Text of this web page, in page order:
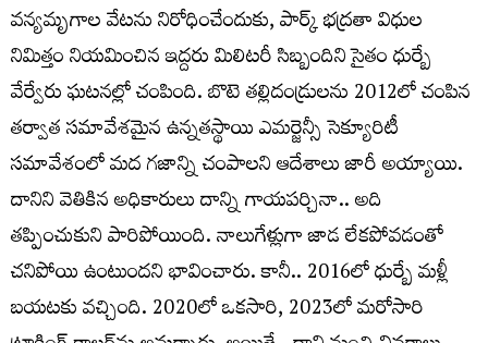
వన్యమృగాల వేటను నిరోధించేందుకు, పార్క్‌ భద్రతా విధుల
నిమిత్తం నియమించిన ఇద్దరు మిలిటరీ సిబ్బందిని సైతం ధుర్బే
వేర్వేరు ఘటనల్లో చంపింది. బొటె తల్లిదండ్రులను 2012లో చంపిన
తర్వాత సమావేశమైన ఉన్నతస్థాయి ఎమర్జెన్సీ సెక్యూరిటీ
సమావేశంలో మద గజాన్ని చంపాలని ఆదేశాలు జారీ అయ్యాయి.
దానిని వెతికిన అధికారులు దాన్ని గాయపర్చినా.. అది
తప్పించుకుని పారిపోయింది. నాలుగేళ్లుగా జాడ లేకపోవడంతో
చనిపోయి ఉంటుందని భావించారు. కానీ.. 2016లో ధుర్బే మళ్లీ
బయటకు వచ్చింది. 2020లో ఒకసారి, 2023లో మరోసారి